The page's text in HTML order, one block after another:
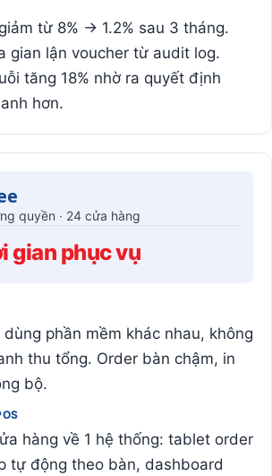
từ 8% → 1.2% sau 3 tháng.
gian lận voucher từ audit log.
tăng 18% nhờ ra quyết định
hơn.
quyền · 24 cửa hàng
gian phục vụ
phần mềm khác nhau, không
thu tổng. Order bàn chậm, in
bộ.
hàng về 1 hệ thống: tablet order
tự động theo bàn, dashboard